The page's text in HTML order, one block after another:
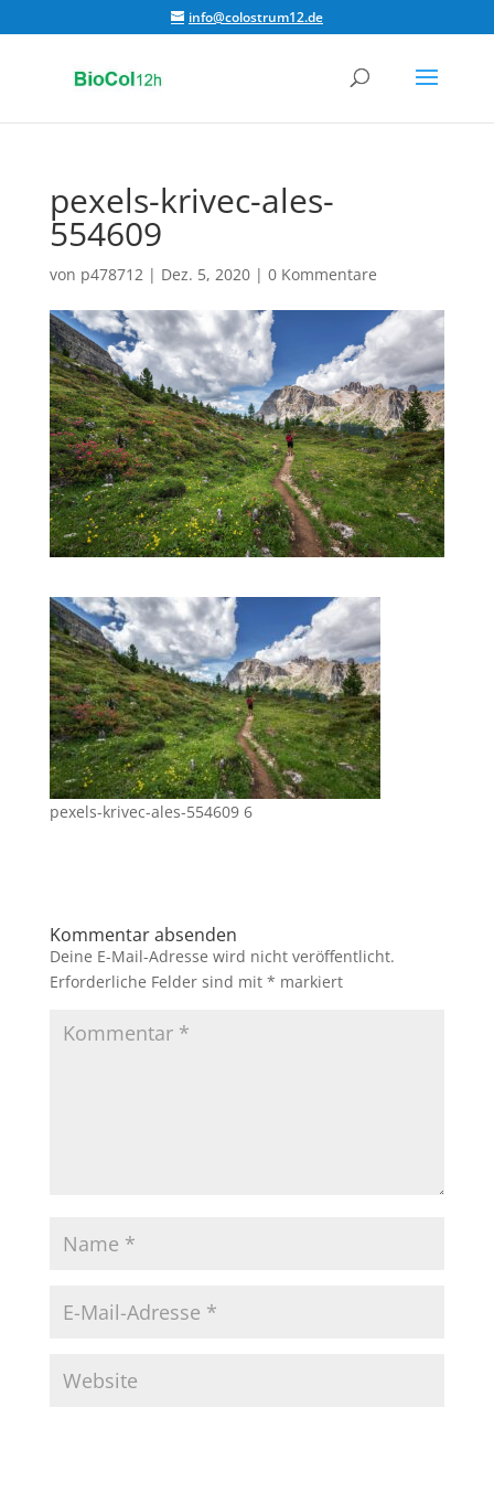
info@colostrum12.de
pexels-krivec-ales-
554609
von p478712| Dez. 5, 2020| 0 Kommentare
pexels-krivec-ales-554609 6
Kommentar absenden
Deine E-Mail-Adresse wird nicht veröffentlicht.
Erforderliche Felder sind mit * markiert